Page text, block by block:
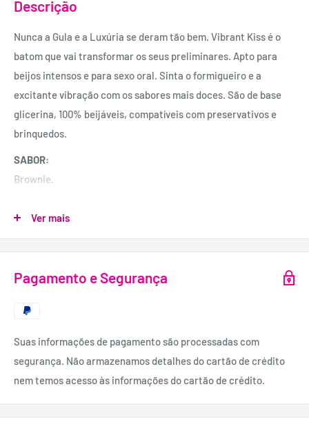
Descrição
Nunca a Gula e a Luxúria se deram tão bem. Vibrant Kiss é o
batom que vai transformar os seus preliminares. Apto para
beijos intensos e para sexo oral. Sinta o formigueiro e a
excitante vibração com os sabores mais doces. São de base
glicerina, 100% beijáveis, compatíveis com preservativos e
brinquedos.
SABOR:
Brownie.
Aplique a quantidade que desejar nos lábios.
PRECAUÇÕES:
- Manter fora do alcance das crianças.
- Guardar em local seco e fresco.
- Proteger da luz solar.
- Não utilizar em caso de alergia a algum dos ingredientes.
QUANTIDADE:
INGREDIENTES:
Ver mais
Pagamento e Segurança
Suas informações de pagamento são processadas com
segurança. Não armazenamos detalhes do cartão de crédito
nem temos acesso às informações do cartão de crédito.